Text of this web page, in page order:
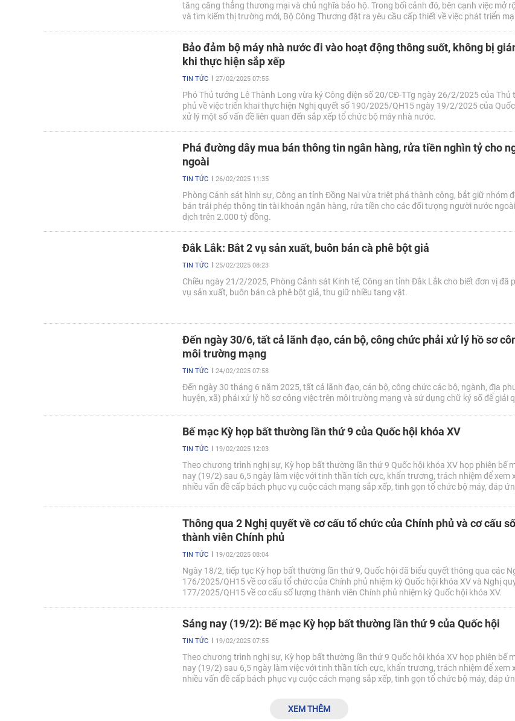
tăng căng thẳng thương mại và chủ nghĩa bảo hộ. Trong bối cảnh đó, bên cạnh việc mở
và tìm kiếm thị trường mới, Bộ Công Thương đặt ra yêu cầu cấp thiết về việc phát triển
Bảo đảm bộ máy nhà nước đi vào hoạt động thông suốt, không bị
khi thực hiện sắp xếp
TIN TỨC 27/02/2025 07:55
Phó Thủ tướng Lê Thành Long vừa ký Công điện số 20/CĐ-TTg ngày 26/2/2025 của Thủ
phủ về việc triển khai thực hiện Nghị quyết số 190/2025/QH15 ngày 19/2/2025 của
xử lý một số vấn đề liên quan đến sắp xếp tổ chức bộ máy nhà nước.
Phá đường dây mua bán thông tin ngân hàng, rửa tiền nghìn tỷ cho
ngoài
TIN TỨC 26/02/2025 11:35
Phòng Cảnh sát hình sự, Công an tỉnh Đồng Nai vừa triệt phá thành công, bắt giữ nhóm
bán trái phép thông tin tài khoản ngân hàng, rửa tiền cho các đối tượng người nước
dịch trên 2.000 tỷ đồng.
Đắk Lắk: Bắt 2 vụ sản xuất, buôn bán cà phê bột giả
TIN TỨC 25/02/2025 08:23
Chiều ngày 21/2/2025, Phòng Cảnh sát Kinh tế, Công an tỉnh Đắk Lắk cho biết đơn vị đã
vụ sản xuất, buôn bán cà phê bột giả, thu giữ nhiều tang vật.
Đến ngày 30/6, tất cả lãnh đạo, cán bộ, công chức phải xử lý hồ sơ
môi trường mạng
TIN TỨC 24/02/2025 07:58
Đến ngày 30 tháng 6 năm 2025, tất cả lãnh đạo, cán bộ, công chức các bộ, ngành, địa
huyện, xã) phải xử lý hồ sơ công việc trên môi trường mạng và sử dụng chữ ký số để giải
Bế mạc Kỳ họp bất thường lần thứ 9 của Quốc hội khóa XV
TIN TỨC 19/02/2025 12:03
Theo chương trình nghị sự, Kỳ họp bất thường lần thứ 9 Quốc hội khóa XV họp phiên bế
nay (19/2) sau 6,5 ngày làm việc với tinh thần tích cực, khẩn trương, trách nhiệm để xem
nhiều vấn đề cấp bách phục vụ cuộc cách mạng sắp xếp, tinh gọn tổ chức bộ máy, đáp
Thông qua 2 Nghị quyết về cơ cấu tổ chức của Chính phủ và cơ cấu
thành viên Chính phủ
TIN TỨC 19/02/2025 08:04
Ngày 18/2, tiếp tục Kỳ họp bất thường lần thứ 9, Quốc hội đã biểu quyết thông qua các
176/2025/QH15 về cơ cấu tổ chức của Chính phủ nhiệm kỳ Quốc hội khóa XV và Nghị
177/2025/QH15 về cơ cấu số lượng thành viên Chính phủ nhiệm kỳ Quốc hội khóa XV.
Sáng nay (19/2): Bế mạc Kỳ họp bất thường lần thứ 9 của Quốc hội
TIN TỨC 19/02/2025 07:55
Theo chương trình nghị sự, Kỳ họp bất thường lần thứ 9 Quốc hội khóa XV họp phiên bế
nay (19/2) sau 6,5 ngày làm việc với tinh thần tích cực, khẩn trương, trách nhiệm để xem
nhiều vấn đề cấp bách phục vụ cuộc cách mạng sắp xếp, tinh gọn tổ chức bộ máy, đáp
XEM THÊM